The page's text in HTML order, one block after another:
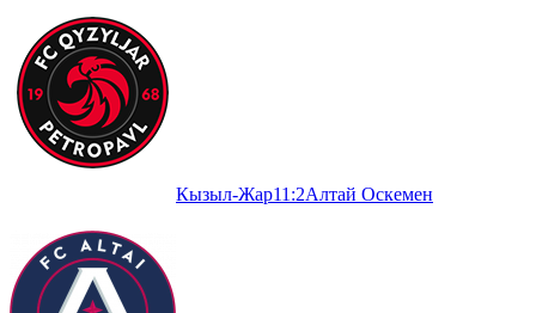
Кызыл-Жар11 :2Алтай Оскемен